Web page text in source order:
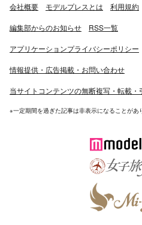
会社概要 モデルプレスとは 利用規約
編集部からのお知らせ RSS一覧
アプリケーションプライバシーポリシー
情報提供・広告掲載・お問い合わせ
当サイトコンテンツの無断複写・転載・
※一定期間を過ぎた記事は非表示になることがあ